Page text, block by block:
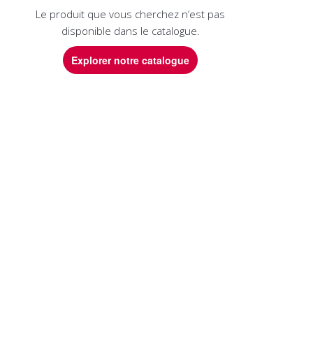
Le produit que vous cherchez n’est pas
disponible dans le catalogue.
Explorer notre catalogue